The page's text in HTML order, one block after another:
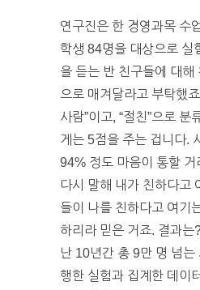
연구진은 한 경영과목 수
학생 84명을 대상으로 실
을 듣는 반 친구들에 대해
으로 매겨달라고 부탁했
사람”이고, “절친”으로 분
게는 5점을 주는 겁니다.
94% 정도 마음이 통할 거
다시 말해 내가 친하다고
들이 나를 친하다고 여기
하리라 믿은 거죠. 결과는
난 10년간 총 9만 명 넘는
행한 실험과 집계한 데이